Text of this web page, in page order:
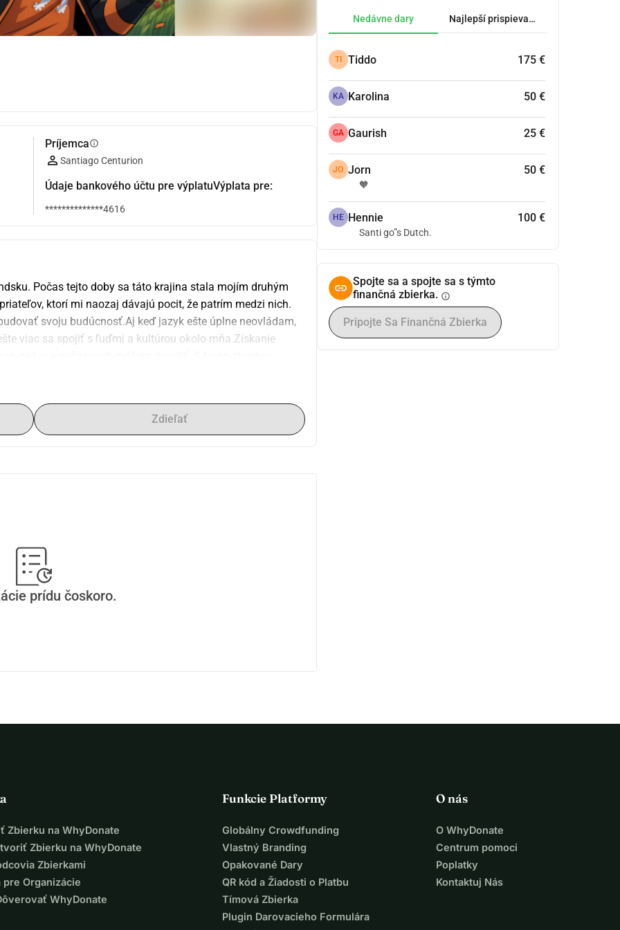
Príjemcainfo
Santiago Centurion
Údaje bankového účtu pre výplatuVýplata pre:
**************4616
Počas tejto doby sa táto krajina stala mojím druhým
ktorí mi naozaj dávajú pocit, že patrím medzi nich.
svoju budúcnosť.Aj keď jazyk ešte úplne neovládam,
viac sa spojiť s ľuďmi a kultúrou okolo mňa.Získanie
náklady na svoj holandský pas a naturalizáciu.Každý
dôveru a lásku. S láskou, Santi budúci Holanďan
Zdieľať
prídu čoskoro.
Nedávne dary Najlepší prispievatelia.
TI Tiddo 175 €
KA Karolina 50 €
GA Gaurish 25 €
JO Jorn 50 €
🧡
HE Hennie 100 €
Santi go”s Dutch.
Spojte sa a spojte sa s týmto
finančná zbierka. info
Pripojte Sa Finančná Zbierka
Zbierku na WhyDonate
Zbierku na WhyDonate
Zbierkami
pre Organizácie
WhyDonate
Funkcie Platformy
Globálny Crowdfunding
Vlastný Branding
Opakované Dary
QR kód a Žiadosti o Platbu
Tímová Zbierka
Plugin Darovacieho Formulára
O nás
O WhyDonate
Centrum pomoci
Poplatky
Kontaktuj Nás